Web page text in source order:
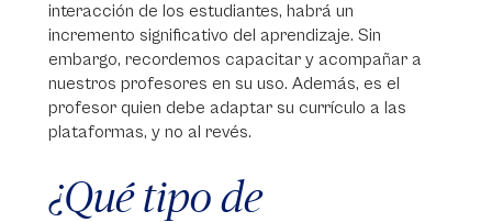
interacción de los estudiantes, habrá un
incremento significativo del aprendizaje. Sin
embargo, recordemos capacitar y acompañar a
nuestros profesores en su uso. Además, es el
profesor quien debe adaptar su currículo a las
plataformas, y no al revés.
¿Qué tipo de